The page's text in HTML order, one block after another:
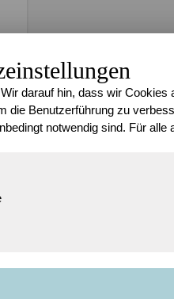
darauf hin, dass wir
die Benutzerführung zu
notwendig sind. Für